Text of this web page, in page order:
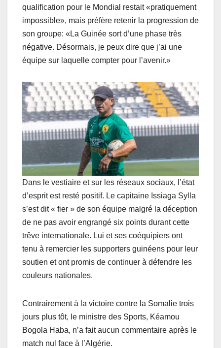
qualification pour le Mondial restait «pratiquement
impossible», mais préfère retenir la progression de
son groupe: «La Guinée sort d’une phase très
négative. Désormais, je peux dire que j’ai une
équipe sur laquelle compter pour l’avenir.»
Dans le vestiaire et sur les réseaux sociaux, l’état
d’esprit est resté positif. Le capitaine Issiaga Sylla
s’est dit « fier » de son équipe malgré la déception
de ne pas avoir engrangé six points durant cette
trêve internationale. Lui et ses coéquipiers ont
tenu à remercier les supporters guinéens pour leur
soutien et ont promis de continuer à défendre les
couleurs nationales.
Contrairement à la victoire contre la Somalie trois
jours plus tôt, le ministre des Sports, Kéamou
Bogola Haba, n’a fait aucun commentaire après le
match nul face à l’Algérie.